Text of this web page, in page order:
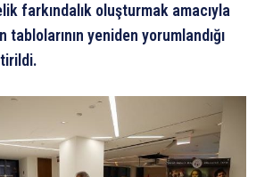
farkındalık oluşturmak amacıyla
tablolarının yeniden yorumlandığı